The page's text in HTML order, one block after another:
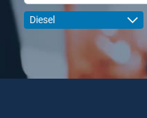
Diesel